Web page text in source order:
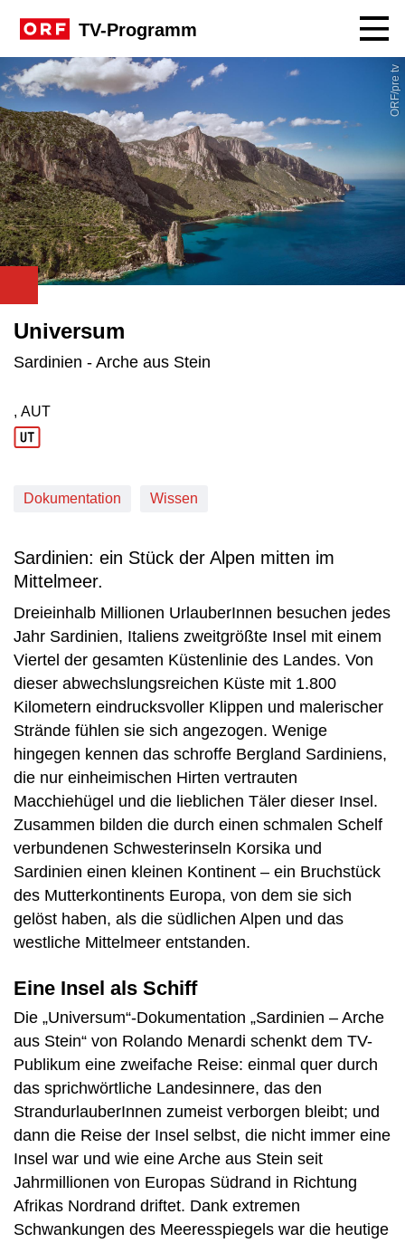
TV-Programm
ORF/pre tv
Universum
Sardinien - Arche aus Stein
Produktionsland: AUT
, AUT
Dokumentation Wissen
Sardinien: ein Stück der Alpen mitten im
Mittelmeer.
Dreieinhalb Millionen UrlauberInnen besuchen jedes
Jahr Sardinien, Italiens zweitgrößte Insel mit einem
Viertel der gesamten Küstenlinie des Landes. Von
dieser abwechslungsreichen Küste mit 1.800
Kilometern eindrucksvoller Klippen und malerischer
Strände fühlen sie sich angezogen. Wenige
hingegen kennen das schroffe Bergland Sardiniens,
die nur einheimischen Hirten vertrauten
Macchiehügel und die lieblichen Täler dieser Insel.
Zusammen bilden die durch einen schmalen Schelf
verbundenen Schwesterinseln Korsika und
Sardinien einen kleinen Kontinent – ein Bruchstück
des Mutterkontinents Europa, von dem sie sich
gelöst haben, als die südlichen Alpen und das
westliche Mittelmeer entstanden.
Eine Insel als Schiff
Die „Universum“-Dokumentation „Sardinien – Arche
aus Stein“ von Rolando Menardi schenkt dem TV-
Publikum eine zweifache Reise: einmal quer durch
das sprichwörtliche Landesinnere, das den
StrandurlauberInnen zumeist verborgen bleibt; und
dann die Reise der Insel selbst, die nicht immer eine
Insel war und wie eine Arche aus Stein seit
Jahrmillionen von Europas Südrand in Richtung
Afrikas Nordrand driftet. Dank extremen
Schwankungen des Meeresspiegels war die heutige